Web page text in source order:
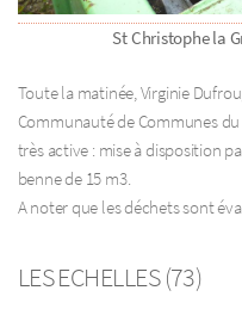
St Christophe la
Toute la matinée, Virginie
Communauté de Communes
très active : mise à disposition
benne de 15 m3.
A noter que les déchets sont
LES ECHELLES (73)